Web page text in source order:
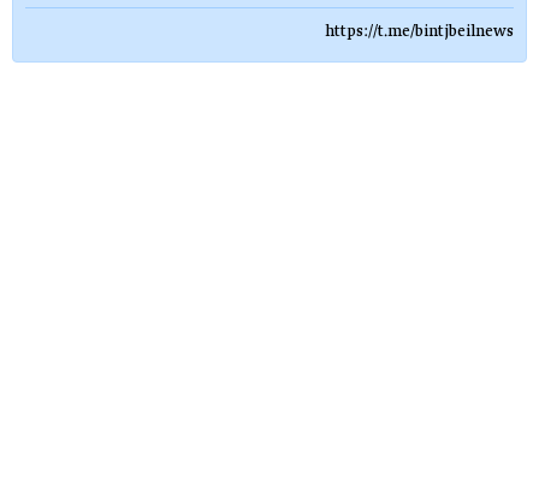
https://t.me/bintjbeilnews